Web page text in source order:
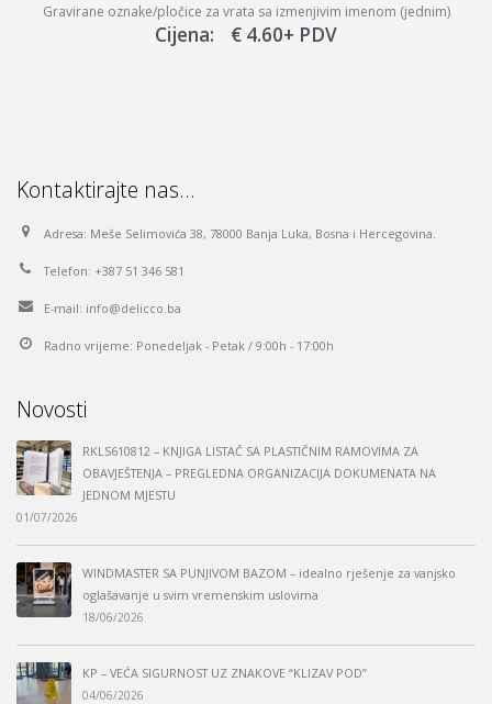
Gravirane oznake/pločice za vrata sa izmenjivim imenom (jednim)
Cijena: € 4.60+ PDV
Kontaktirajte nas…
Adresa: Meše Selimovića 38, 78000 Banja Luka, Bosna i Hercegovina.
Telefon: +387 51 346 581
E-mail: info@delicco.ba
Radno vrijeme: Ponedeljak - Petak / 9:00h - 17:00h
Novosti
RKLS610812 – KNJIGA LISTAČ SA PLASTIČNIM RAMOVIMA ZA
OBAVJEŠTENJA – PREGLEDNA ORGANIZACIJA DOKUMENATA NA
JEDNOM MJESTU
01/07/2026
WINDMASTER SA PUNJIVOM BAZOM – idealno rješenje za vanjsko
oglašavanje u svim vremenskim uslovima
18/06/2026
KP – VEĆA SIGURNOST UZ ZNAKOVE “KLIZAV POD”
04/06/2026